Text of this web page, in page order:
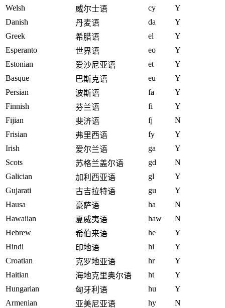
Welsh
威尔士语 cy
Y
Danish
丹麦语 da
Y
Greek
希腊语 el
Y
Esperanto
世界语 eo
Y
Estonian
爱沙尼亚语 et
Y
Basque
巴斯克语 eu
Y
Persian
波斯语 fa
Y
Finnish
芬兰语 fi
Y
Fijian
斐济语 fj
N
Frisian
弗里西语 fy
Y
Irish
爱尔兰语 ga
Y
Scots
苏格兰盖尔语 gd
N
Galician
加利西亚语 gl
Y
Gujarati
古吉拉特语 gu
Y
Hausa
豪萨语 ha
N
Hawaiian
夏威夷语 haw
N
Hebrew
希伯来语 he
Y
Hindi
印地语 hi
Y
Croatian
克罗地亚语 hr
Y
Haitian
海地克里奥尔语 ht
Y
Hungarian
匈牙利语 hu
Y
Armenian
亚美尼亚语 hy N